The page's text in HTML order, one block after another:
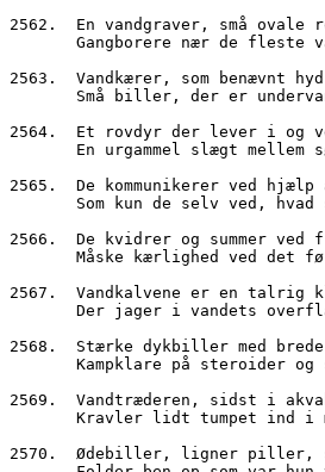
2562.  En vandgraver, små ovale
Gangborere nær de
2563.  Vandkærer, som benævnt
Små biller, der er
2564.  Et rovdyr der lever i og
En urgammel slægt
2565.  De kommunikerer ved
Som kun de selv ved,
2566.  De kvidrer og summer
Måske kærlighed ved det
2567.  Vandkalvene er en talrig
Der jager i vandets
2568.  Stærke dykbiller med brede
Kampklare på steroider
2569.  Vandtræderen, sidst i
Kravler lidt tumpet ind
2570.  Ødebiller, ligner piller,